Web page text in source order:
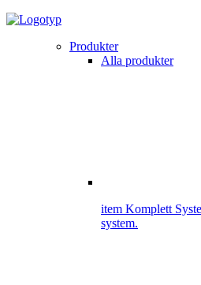
Produkter
Alla produkter
item Komplett
system.